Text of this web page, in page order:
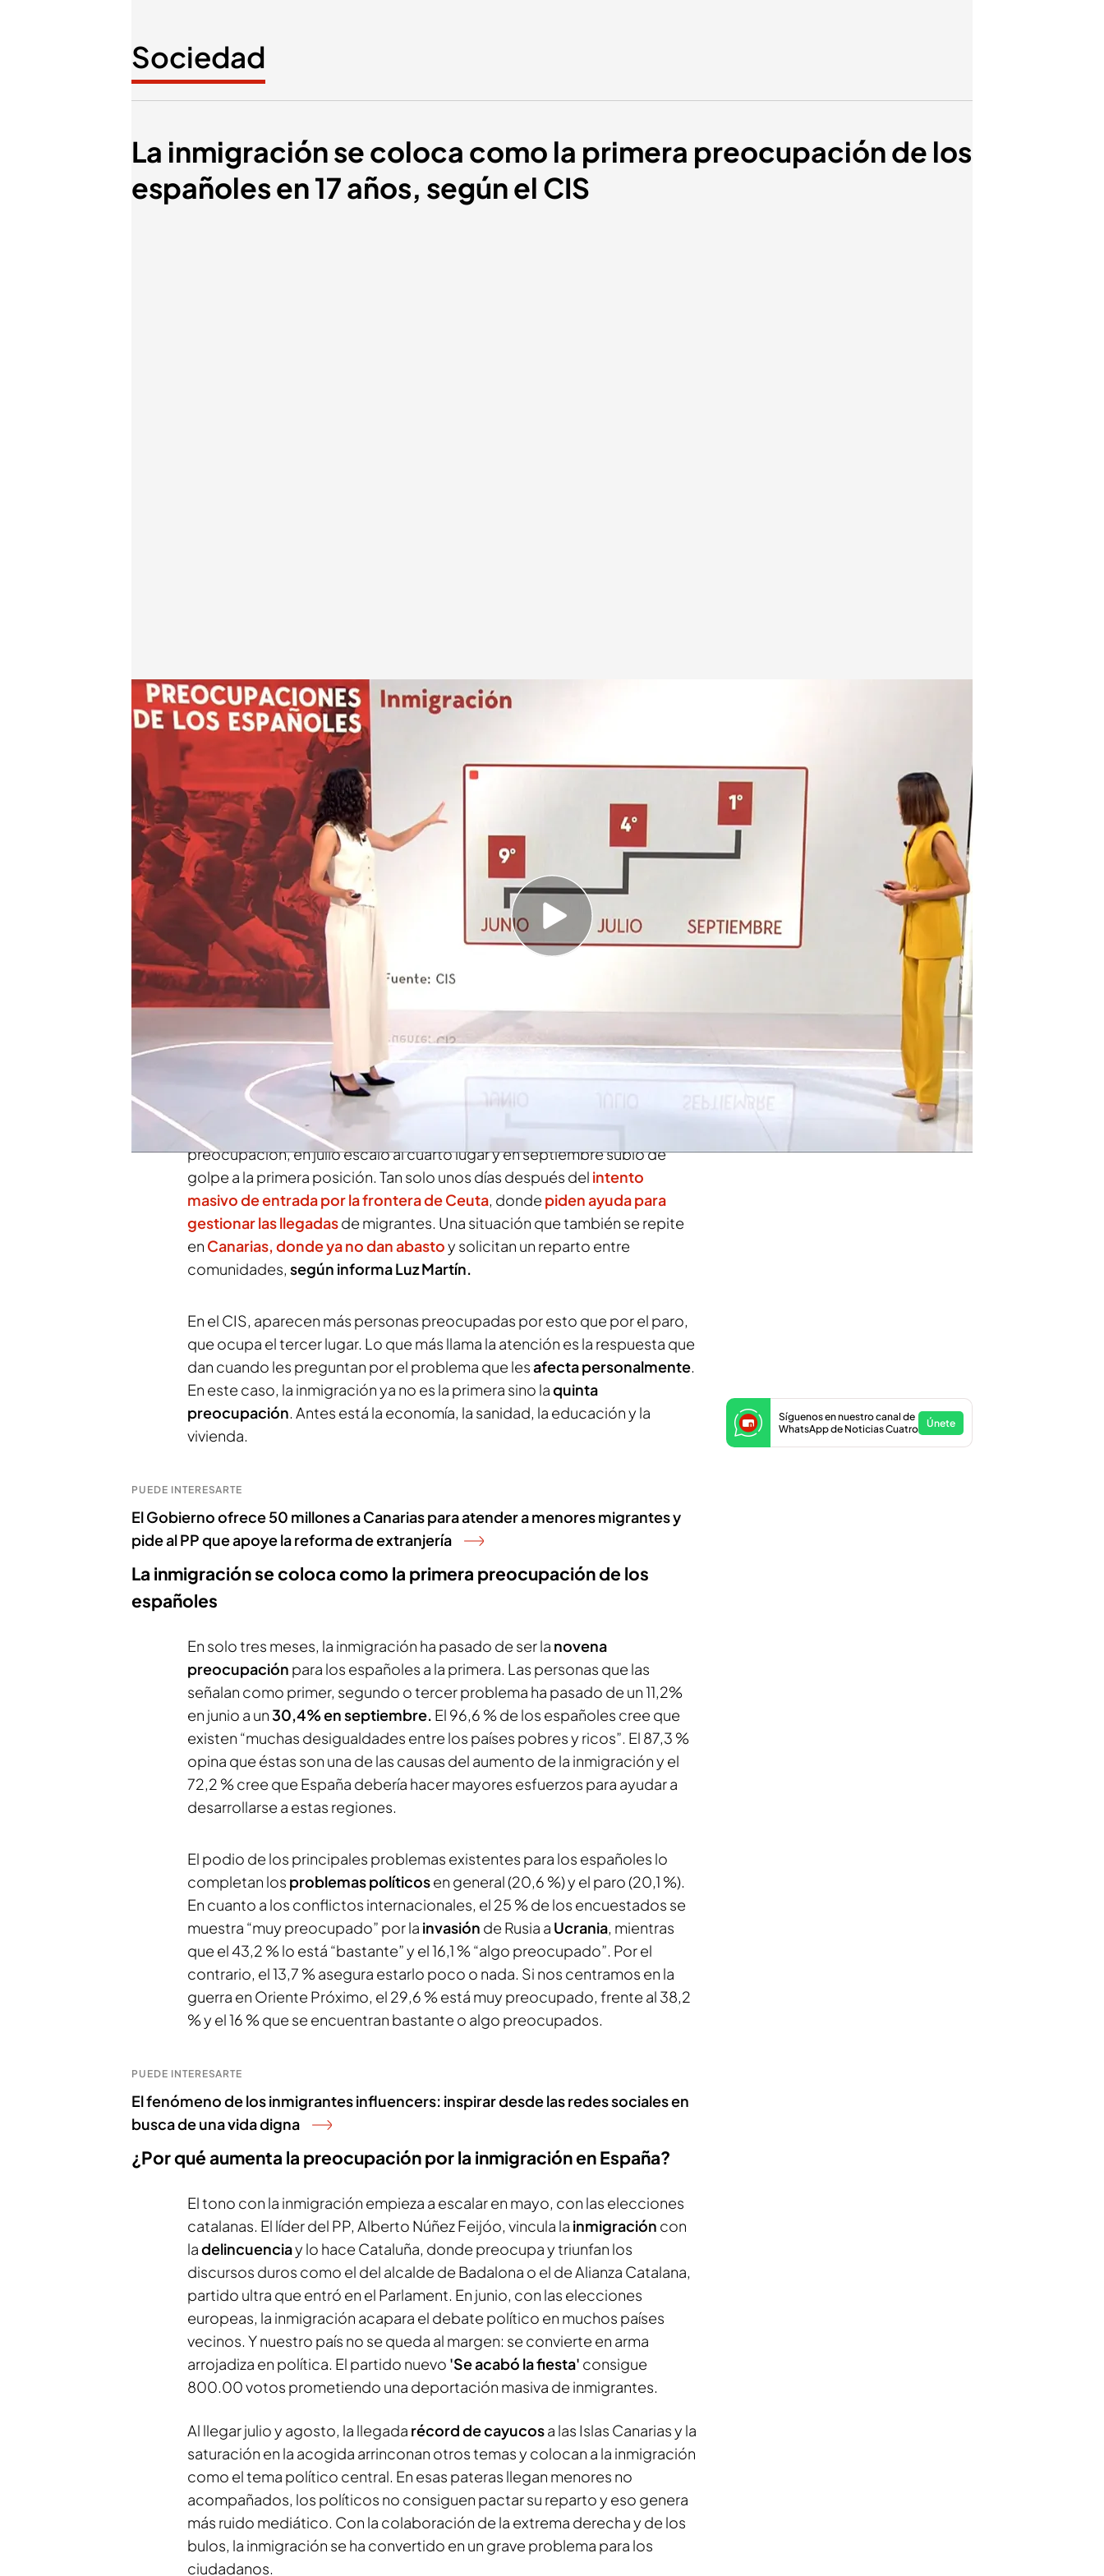
Sociedad
La inmigración se coloca como la primera preocupación de los
españoles en 17 años, según el CIS
La inmigración se coloca como la primera preocupación en el CIS
Redacción digital Noticias Cuatro
18 SEP 2024 - 20:52h.
En solo tres meses la inmigración ha pasado de ser la novena
preocupación para los españoles a la primera
Los encuestados sitúan la inmigración en la quinta posición si les
preguntan por problemas que les afecten
De la patera a un trabajo digno, las historias que hay detrás de los
menores migrantes que llegan a España
Compartir
no era el principal problema
para la población española
desde hace 17 años. Hasta ahora. Según el barómetro del
CIS , crece la
preocupación de los españoles nueve meses después de llegar a las
cifras récord de llegada de migrantes. Antes del verano, era la novena
preocupación, en julio escaló al cuarto lugar y en septiembre subió de
golpe a la primera posición. Tan solo unos días después del intento
masivo de entrada por la frontera de Ceuta, donde piden ayuda para
gestionar las llegadasde migrantes. Una situación que también se repite
en Canarias, donde ya no dan abastoy solicitan un reparto entre
comunidades, según informa Luz Martín.
En el CIS, aparecen más personas preocupadas por esto que por el paro,
que ocupa el tercer lugar. Lo que más llama la atención es la respuesta que
dan cuando les preguntan por el problema que lesafecta personalmente.
En este caso, la inmigración ya no es la primera sino laquinta
preocupación. Antes está la economía, la sanidad, la educación y la
vivienda.
PUEDE INTERESARTE
El Gobierno ofrece 50 millones a Canarias para atender a menores migrantes y
pide al PP que apoye la reforma de extranjería
La inmigración se coloca como la primera preocupación de los
españoles
En solo tres meses, la inmigración ha pasado de ser la novena
preocupación para los españoles a la primera. Las personas que las
señalan como primer, segundo o tercer problema ha pasado de un 11,2%
en junio a un30,4% en septiembre. El 96,6 % de los españoles cree que
existen “muchas desigualdades entre los países pobres y ricos”. El 87,3 %
opina que éstas son una de las causas del aumento de la inmigración y el
72,2 % cree que España debería hacer mayores esfuerzos para ayudar a
desarrollarse a estas regiones.
El podio de los principales problemas existentes para los españoles lo
completan los problemas políticosen general (20,6 %) y el paro (20,1 %).
En cuanto a los conflictos internacionales, el 25 % de los encuestados se
muestra “muy preocupado” por la invasión de Rusia a Ucrania, mientras
que el 43,2 % lo está “bastante” y el 16,1 % “algo preocupado”. Por el
contrario, el 13,7 % asegura estarlo poco o nada. Si nos centramos en la
guerra en Oriente Próximo, el 29,6 % está muy preocupado, frente al 38,2
% y el 16 % que se encuentran bastante o algo preocupados.
PUEDE INTERESARTE
El fenómeno de los inmigrantes influencers: inspirar desde las redes sociales en
busca de una vida digna
¿Por qué aumenta la preocupación por la inmigración en España?
El tono con la inmigración empieza a escalar en mayo, con las elecciones
catalanas. El líder del PP, Alberto Núñez Feijóo, vincula la inmigración con
ladelincuenciay lo hace Cataluña, donde preocupa y triunfan los
discursos duros como el del alcalde de Badalona o el de Alianza Catalana,
partido ultra que entró en el Parlament. En junio, con las elecciones
europeas, la inmigración acapara el debate político en muchos países
vecinos. Y nuestro país no se queda al margen: se convierte en arma
arrojadiza en política. El partido nuevo 'Se acabó la fiesta' consigue
800.00 votos prometiendo una deportación masiva de inmigrantes.
Síguenos en nuestro canal de
WhatsApp de Noticias Cuatro
Únete
Al llegar julio y agosto, la llegada récord de cayucosa las Islas Canarias y la
saturación en la acogida arrinconan otros temas y colocan a la inmigración
como el tema político central. En esas pateras llegan menores no
acompañados, los políticos no consiguen pactar su reparto y eso genera
más ruido mediático. Con la colaboración de la extrema derecha y de los
bulos, la inmigración se ha convertido en un grave problema para los
ciudadanos.